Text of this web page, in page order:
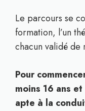
Le parcours se
formation, l’un
chacun validé de
Pour
moins 16 ans
apte à la